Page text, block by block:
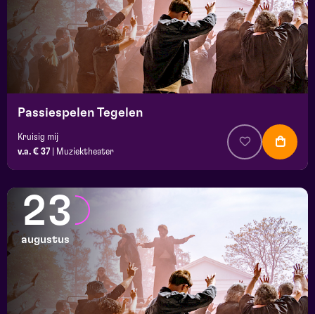
Passiespelen Tegelen
Kruisig mij
v.a. € 37
Muziektheater
23
augustus